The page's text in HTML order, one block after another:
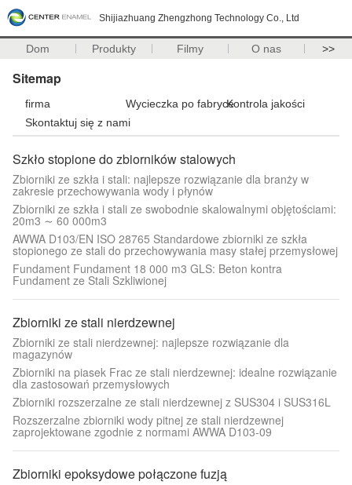
Shijiazhuang Zhengzhong Technology Co., Ltd
Dom Produkty Filmy O nas >>
Sitemap
firma Wycieczka po fabryceKontrola jakości
Skontaktuj się z nami
Szkło stopione do zbiorników stalowych
Zbiorniki ze szkła i stali: najlepsze rozwiązanie dla branży w
zakresie przechowywania wody i płynów
Zbiorniki ze szkła i stali ze swobodnie skalowalnymi objętościami:
20m3 ∼ 60 000m3
AWWA D103/EN ISO 28765 Standardowe zbiorniki ze szkła
stopionego ze stali do przechowywania masy stałej przemysłowej
Fundament Fundament 18 000 m3 GLS: Beton kontra
Fundament ze Stali Szkliwionej
Zbiorniki ze stali nierdzewnej
Zbiorniki ze stali nierdzewnej: najlepsze rozwiązanie dla
magazynów
Zbiorniki na piasek Frac ze stali nierdzewnej: idealne rozwiązanie
dla zastosowań przemysłowych
Zbiorniki rozszerzalne ze stali nierdzewnej z SUS304 i SUS316L
Rozszerzalne zbiorniki wody pitnej ze stali nierdzewnej
zaprojektowane zgodnie z normami AWWA D103-09
Zbiorniki epoksydowe połączone fuzją